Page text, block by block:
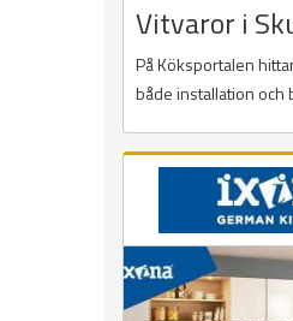
Vitvaror i
På Köksportalen
både installation och